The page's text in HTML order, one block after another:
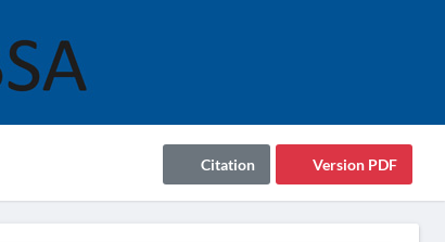
Version PDF
Citation